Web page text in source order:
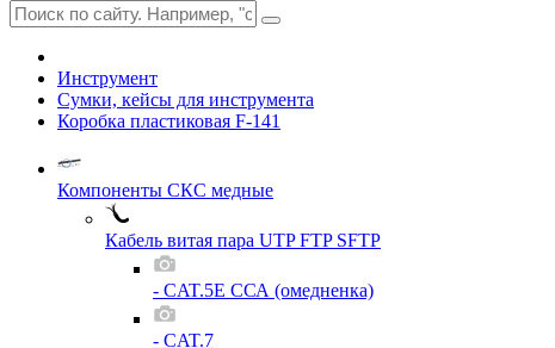
Инструмент
Сумки, кейсы для инструмента
Коробка пластиковая F-141
Компоненты СКС медные
Кабель витая пара UTP FTP SFTP
- CAT.5E ССА (омедненка)
- CAT.7